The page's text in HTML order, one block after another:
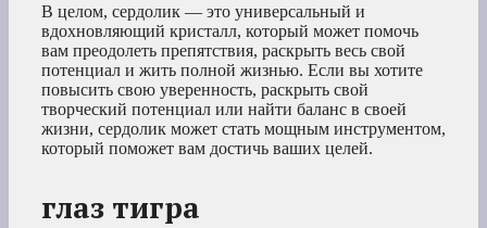
В целом, сердолик — это универсальный и
вдохновляющий кристалл, который может помочь
вам преодолеть препятствия, раскрыть весь свой
потенциал и жить полной жизнью. Если вы хотите
повысить свою уверенность, раскрыть свой
творческий потенциал или найти баланс в своей
жизни, сердолик может стать мощным инструментом,
который поможет вам достичь ваших целей.
глаз тигра